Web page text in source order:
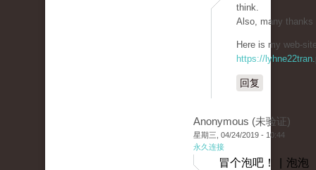
think.
Also, many thanks
Here is my web-
https://
回复
Anonymous (未验证)
星期三, 04/24/2019 - 10:44
永久连接
冒个泡吧！ | 泡泡